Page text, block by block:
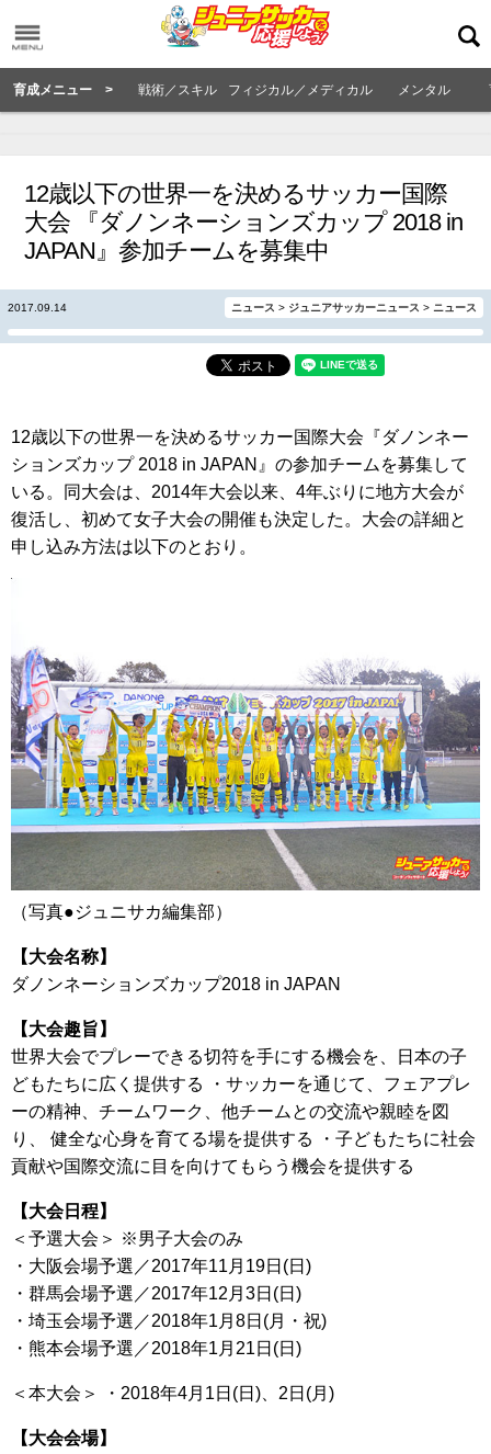
育成メニュー > 戦術／スキル フィジカル／メディカル メンタル
12歳以下の世界一を決めるサッカー国際
大会 『ダノンネーションズカップ 2018 in
JAPAN』参加チームを募集中
2017.09.14 ニュース > ジュニアサッカーニュース > ニュース
12歳以下の世界一を決めるサッカー国際大会『ダノンネー
ションズカップ 2018 in JAPAN』の参加チームを募集して
いる。同大会は、2014年大会以来、4年ぶりに地方大会が
復活し、初めて女子大会の開催も決定した。大会の詳細と
申し込み方法は以下のとおり。
（写真●ジュニサカ編集部）
【大会名称】
ダノンネーションズカップ2018 in JAPAN
【大会趣旨】
世界大会でプレーできる切符を手にする機会を、日本の子
どもたちに広く提供する ・サッカーを通じて、フェアプレ
ーの精神、チームワーク、他チームとの交流や親睦を図
り、 健全な心身を育てる場を提供する ・子どもたちに社会
貢献や国際交流に目を向けてもらう機会を提供する
【大会日程】
＜予選大会＞ ※男子大会のみ
・大阪会場予選／2017年11月19日(日)
・群馬会場予選／2017年12月3日(日)
・埼玉会場予選／2018年1月8日(月・祝)
・熊本会場予選／2018年1月21日(日)
＜本大会＞ ・2018年4月1日(日)、2日(月)
【大会会場】